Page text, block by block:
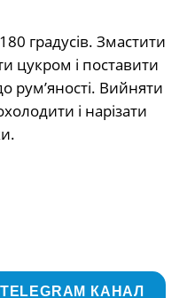
градусів. Змастити
цукром і поставити
рум’яності. Вийняти
і нарізати
КАНАЛ